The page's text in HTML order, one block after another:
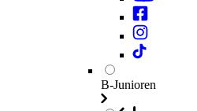
B-Junioren